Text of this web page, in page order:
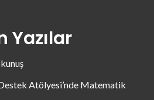
Yazılar
Atölyesi’nde Matematik